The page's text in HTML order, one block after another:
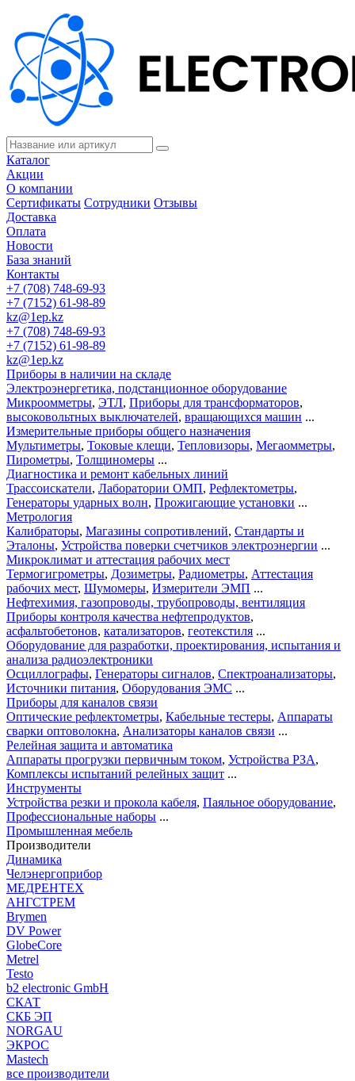
Каталог
Акции
О компании
Сертификаты Сотрудники Отзывы
Доставка
Оплата
Новости
База знаний
Контакты
+7 (708) 748-69-93
+7 (7152) 61-98-89
kz@1ep.kz
+7 (708) 748-69-93
+7 (7152) 61-98-89
kz@1ep.kz
Приборы в наличии на складе
Электроэнергетика, подстанционное оборудование
Микроомметры, ЭТЛ, Приборы для трансформаторов,
высоковольтных выключателей, вращающихся машин ...
Измерительные приборы общего назначения
Мультиметры, Токовые клещи, Тепловизоры, Мегаомметры,
Пирометры, Толщиномеры ...
Диагностика и ремонт кабельных линий
Трассоискатели, Лаборатории ОМП, Рефлектометры,
Генераторы ударных волн, Прожигающие установки ...
Метрология
Калибраторы, Магазины сопротивлений, Стандарты и
Эталоны, Устройства поверки счетчиков электроэнергии ...
Микроклимат и аттестация рабочих мест
Термогигрометры, Дозиметры, Радиометры, Аттестация
рабочих мест, Шумомеры, Измерители ЭМП ...
Нефтехимия, газопроводы, трубопроводы, вентиляция
Приборы контроля качества нефтепродуктов,
асфальтобетонов, катализаторов, геотекстиля ...
Оборудование для разработки, проектирования, испытания и
анализа радиоэлектроники
Осциллографы, Генераторы сигналов, Спектроанализаторы,
Источники питания, Оборудования ЭМС ...
Приборы для каналов связи
Оптические рефлектометры, Кабельные тестеры, Аппараты
сварки оптоволокна, Анализаторы каналов связи ...
Релейная защита и автоматика
Аппараты прогрузки первичным током, Устройства РЗА,
Комплексы испытаний релейных защит ...
Инструменты
Устройства резки и прокола кабеля, Паяльное оборудование,
Профессиональные наборы ...
Промышленная мебель
Производители
Динамика
Челэнергоприбор
МЕДРЕНТЕХ
АНГСТРЕМ
Brymen
DV Power
GlobeCore
Metrel
Testo
b2 electronic GmbH
СКАТ
СКБ ЭП
NORGAU
ЭКРОС
Mastech
все производители